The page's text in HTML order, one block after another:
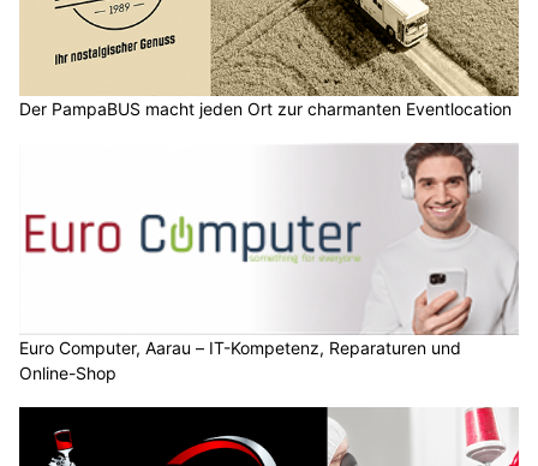
Der PampaBUS macht jeden Ort zur charmanten Eventlocation
Euro Computer, Aarau – IT-Kompetenz, Reparaturen und
Online-Shop